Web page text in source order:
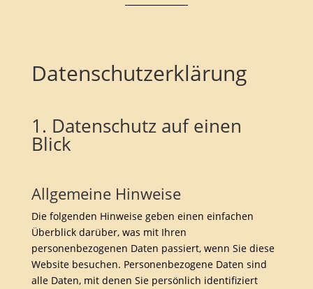
Datenschutz­erklärung
1. Datenschutz auf einen
Blick
Allgemeine Hinweise
Die folgenden Hinweise geben einen einfachen
Überblick darüber, was mit Ihren
personenbezogenen Daten passiert, wenn Sie diese
Website besuchen. Personenbezogene Daten sind
alle Daten, mit denen Sie persönlich identifiziert